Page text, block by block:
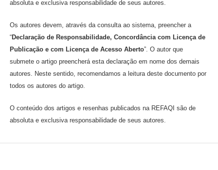
absoluta e exclusiva responsabilidade de seus autores.
Os autores devem, através da consulta ao sistema, preencher a
“Declaração de Responsabilidade, Concordância com Licença de
Publicação e com Licença de Acesso Aberto”. O autor que
submete o artigo preencherá esta declaração em nome dos demais
autores. Neste sentido, recomendamos a leitura deste documento por
todos os autores do artigo.
O conteúdo dos artigos e resenhas publicados na REFAQI são de
absoluta e exclusiva responsabilidade de seus autores.